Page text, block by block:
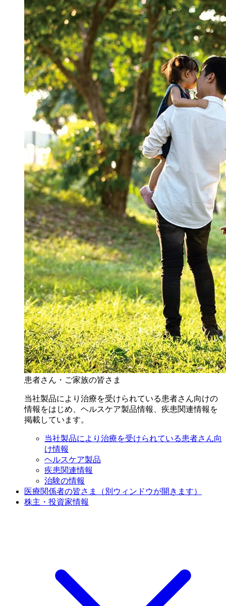
患者さん・ご家族の皆さま
当社製品により治療を受けられている患者さん向けの
情報をはじめ、ヘルスケア製品情報、疾患関連情報を
掲載しています。
当社製品により治療を受けられている患者さん向
け情報
ヘルスケア製品
疾患関連情報
治験の情報
医療関係者の皆さま
（別ウィンドウが開きます）
株主・投資家情報